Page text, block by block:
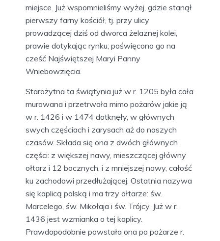
miejsce. Już wspomnieliśmy wyżej, gdzie stanął
pierwszy farny kościół, tj. przy ulicy
prowadzącej dziś od dworca żelaznej kolei,
prawie dotykając rynku; poświęcono go na
cześć Najświętszej Maryi Panny
Wniebowzięcia.
Starożytna ta świątynia już w r. 1205 była cała
murowana i przetrwała mimo pożarów jakie ją
w r. 1426 i w 1474 dotknęły, w głównych
swych częściach i zarysach aż do naszych
czasów. Składa się ona z dwóch głównych
części: z większej nawy, mieszczącej główny
ołtarz i 12 bocznych, i z mniejszej nawy, całość
ku zachodowi przedłużającej. Ostatnia nazywa
się kaplicą polską i ma trzy ołtarze: św.
Marcelego, św. Mikołaja i św. Trójcy. Już w r.
1436 jest wzmianka o tej kaplicy.
Prawdopodobnie powstała ona po pożarze r.